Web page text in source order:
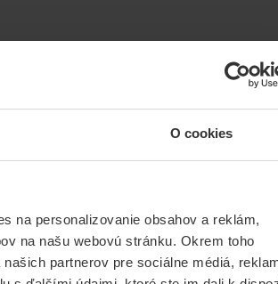
O cookies
na personalizovanie obsahov a reklám,
na našu webovú stránku. Okrem toho
partnerov pre sociálne médiá,